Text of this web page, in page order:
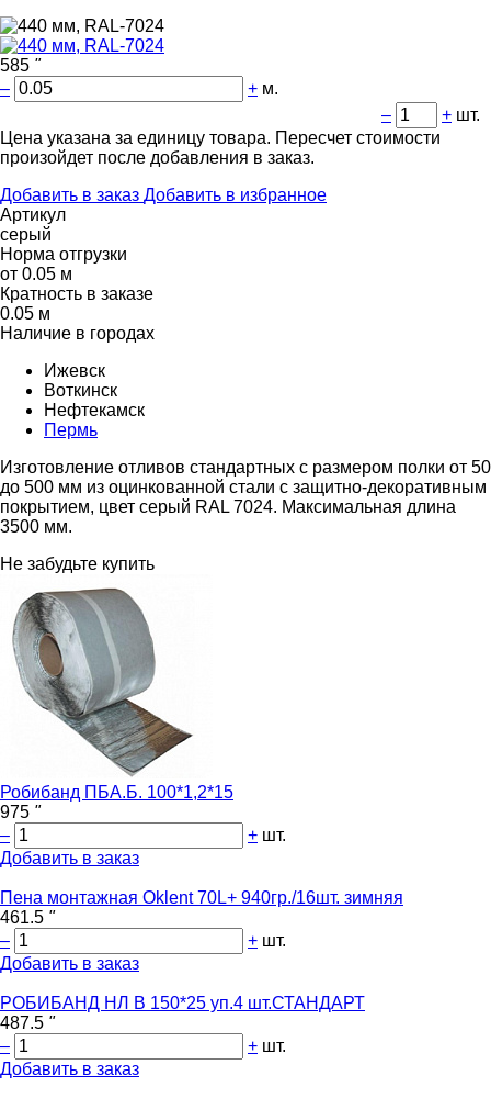
585 "
–
+ м.
–
+ шт.
Цена указана за единицу товара. Пересчет стоимости
произойдет после добавления в заказ.
Добавить в заказ Добавить в избранное
Артикул
серый
Норма отгрузки
от 0.05 м
Кратность в заказе
0.05 м
Наличие в городах
Ижевск
Воткинск
Нефтекамск
Пермь
Изготовление отливов стандартных с размером полки от 50
до 500 мм из оцинкованной стали с защитно-декоративным
покрытием, цвет серый RAL 7024. Максимальная длина
3500 мм.
Не забудьте купить
Робибанд ПБА.Б. 100*1,2*15
975 "
–
+ шт.
Добавить в заказ
Пена монтажная Oklent 70L+ 940гр./16шт. зимняя
461.5 "
–
+ шт.
Добавить в заказ
РОБИБАНД НЛ В 150*25 уп.4 шт.СТАНДАРТ
487.5 "
–
+ шт.
Добавить в заказ